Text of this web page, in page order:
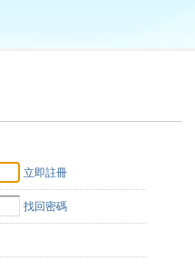
立即註冊
找回密碼